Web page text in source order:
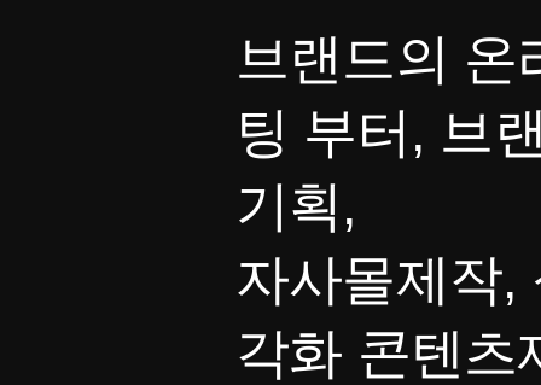
브랜드의 온
팅 부터, 브
기획,
자사몰제작,
각화 콘텐츠